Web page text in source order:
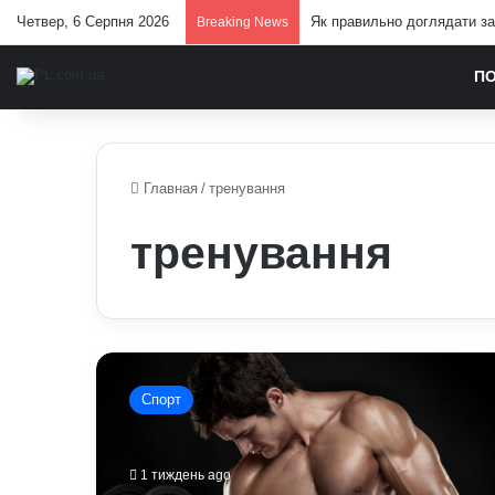
Четвер, 6 Серпня 2026 Breaking News Павло Паліса може стати
Главная / тренування
тренування
Чому
неправильне
харчування
продукти,
Спорт
1 тиждень ago